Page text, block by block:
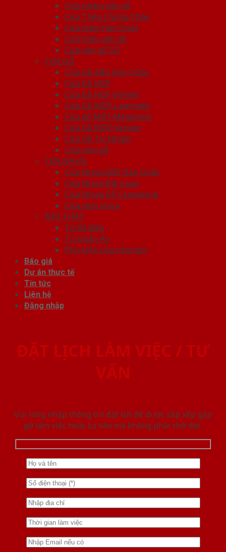
Cửa nhôm vân gỗ
Cửa Thép Chống Cháy
Cửa thép Hàn Quốc
Cửa thép vân gỗ
Cửa vân gỗ 5D
CỬA GỖ
Cửa Gỗ ABS Hàn Quốc
Cửa Gỗ HDF
Cửa Gỗ HDF Veneer
Cửa Gỗ MDF Laminate
Cửa gỗ MDF Melamine
Cửa Gỗ MDF Veneer
Cửa Gỗ Tự Nhiên
Cửa vòm gỗ
CỬA NHỰA
Cửa Nhựa ABS Hàn Quốc
Cửa Nhựa Đài Loan
Cửa Nhựa Gỗ Composite
Cửa vòm nhựa
NỘI THẤT
Tủ Kệ Bếp
Tủ Quần Áo
Phụ kiện cửa nhà tắm
Báo giá
Dự án thực tế
Tin tức
Liên hệ
Đăng nhập
ĐẶT LỊCH LÀM VIỆC / TƯ
VẤN
Vui lòng nhập thông tin đặt lịch để được sắp xếp gặp
gỡ làm việc hoăc tư vấn mà không phải chờ đợi.